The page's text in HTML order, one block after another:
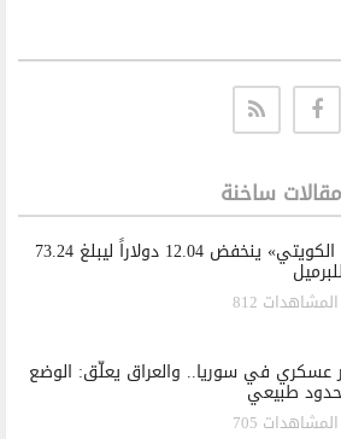
مقالات ساخنة
«النفط الكويتي» ينخفض 12.04 دولاراً ليبلغ 73.24
812
عسكري في سوريا.. والعراق يعلّق: الوضع
طبيعي
705